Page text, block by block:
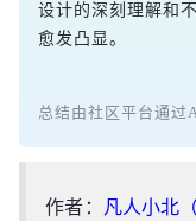
设计的深刻理解和
愈发凸显。
总结由社区平台通过
作者： 凡人小北